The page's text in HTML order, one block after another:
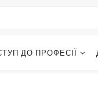
ДО ПРОФЕСІЇ